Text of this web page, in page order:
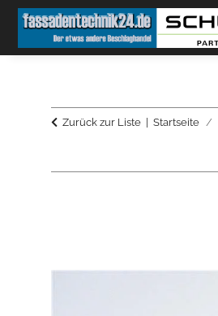
Zurück zur Liste Startseite